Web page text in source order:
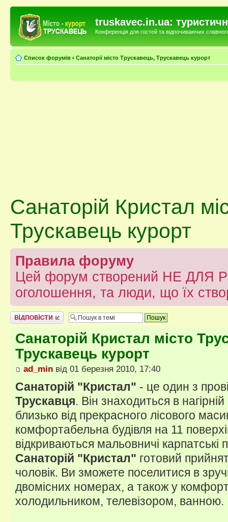
truskavec.in.ua:
Конференція для гостей та відпочиваючих
Список форумів ‹ Санаторії місто Трускавець, Трускавець курорт
Санаторій Кристал
Трускавець курорт
Правила форуму
Цей форум створений НЕ ДЛЯ
оголошення, та люди, що їх
Відповісти
Санаторій Кристал місто
Трускавець курорт
ad_min від 01 березня 2010, 17:40
Санаторій "Кристал" - це один з
Трускавця. Він знаходиться в
близько від прекрасного лісового
комфортабельна будівля на 11
відкриваються мальовничі
Санаторій "Кристал" готовий
чоловік. Ви зможете поселитися в
двомісних номерах, а також у
холодильником, телевізором, ванною.